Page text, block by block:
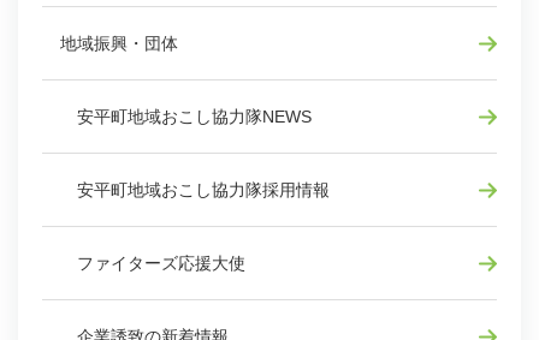
地域振興・団体
安平町地域おこし協力隊NEWS
安平町地域おこし協力隊採用情報
ファイターズ応援大使